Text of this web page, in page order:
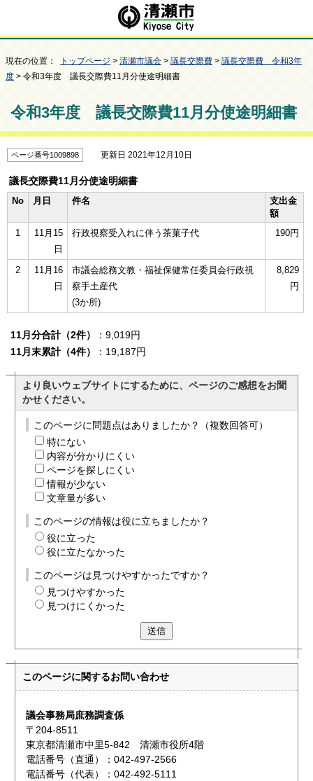
現在の位置： トップページ > 清瀬市議会 > 議長交際費 > 議長交際費 令和3年
度 > 令和3年度 議長交際費11月分使途明細書
令和3年度 議長交際費11月分使途明細書
ページ番号1009898 更新日 2021年12月10日
議長交際費11月分使途明細書
No
月日 件名
支出金
額
1
11月15
日
行政視察受入れに伴う茶菓子代 190円
2
11月16
日
市議会総務文教・福祉保健常任委員会行政視
察手土産代
(3か所)
8,829
円
11月分合計（2件）
：9,019円
11月末累計（4件）
：19,187円
より良いウェブサイトにするために、ページのご感想をお聞
かせください。
このページに問題点はありましたか？（複数回答可）
特にない
内容が分かりにくい
ページを探しにくい
情報が少ない
文章量が多い
このページの情報は役に立ちましたか？
役に立った
役に立たなかった
このページは見つけやすかったですか？
見つけやすかった
見つけにくかった
送信
このページに関するお問い合わせ
議会事務局庶務調査係
〒204-8511
東京都清瀬市中里5-842 清瀬市役所4階
電話番号（直通）：042-497-2566
電話番号（代表）：042-492-5111